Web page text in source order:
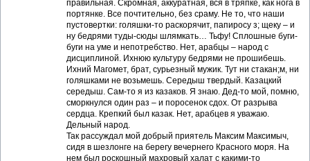
правильная. Скромная, аккуратная, вся в тряпке, как нога в
портянке. Все почтительно, без сраму. Не то, что наши
пустовертки: голяшки-то раскорячит, папиросу з; щеку – и
ну бедрями туды-сюды шлямкать… Тьфу! Сплошные буги-
буги на уме и непотребство. Нет, арабцы – народ с
дисциплиной. Ихнюю культуру бедрями не прошибешь.
Ихний Магомет, брат, сурьезный мужик. Тут ни стакан;м, ни
голяшками не возьмешь. Середыш твердый. Казацкий
середыш. Сам-то я из казаков. Я знаю. Дед-то мой, помню,
сморкнулся один раз – и поросенок сдох. От разрыва
сердца. Крепкий был казак. Нет, арабцев я уважаю.
Дельный народ.
Так рассуждал мой добрый приятель Максим Максимыч,
сидя в шезлонге на берегу вечернего Красного моря. На
нем был роскошный махровый халат с какими-то